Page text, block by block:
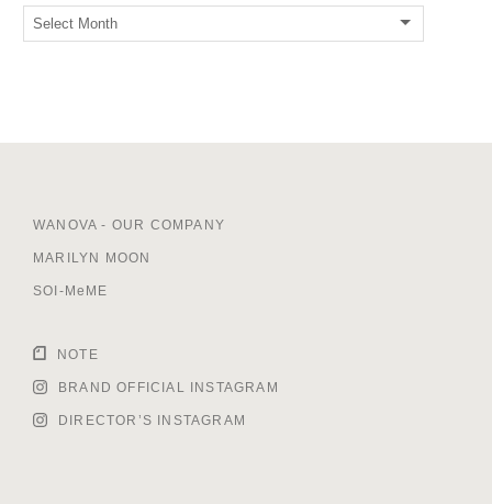
WANOVA - OUR COMPANY
MARILYN MOON
SOI-MeME
NOTE
BRAND OFFICIAL INSTAGRAM
DIRECTOR’S INSTAGRAM